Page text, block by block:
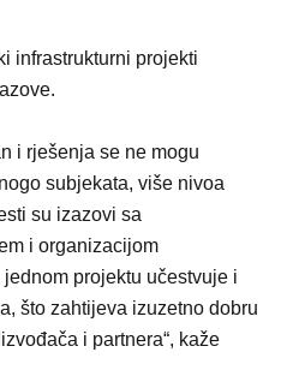
infrastrukturni projekti
i rješenja se ne mogu
subjekata, više nivoa
su izazovi sa
i organizacijom
projektu učestvuje i
što zahtijeva izuzetno dobru
i partnera“, kaže